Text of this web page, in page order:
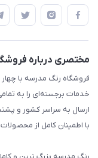
استایل معلم و دانش
بازی و نمایش
تزئین کلاس
طرح های تشویقی
گیفت ها و جوایز
سایر محصولات
قوانین و مقررات
حریم خصوصی
مختصری درباره
فروشگاه رنگ مدرسه با
خدمات برجسته‌ای را به
ارسال به سراسر کشور و
با اطمینان کامل از